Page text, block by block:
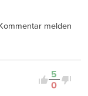
melden
5
0